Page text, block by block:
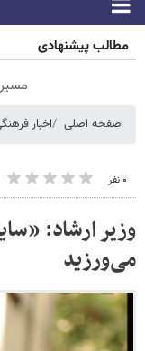
مطالب پیشنهادی
صفحه اصلی اخبار
۰ نفر
وزیر ارشاد:
می‌ورزید